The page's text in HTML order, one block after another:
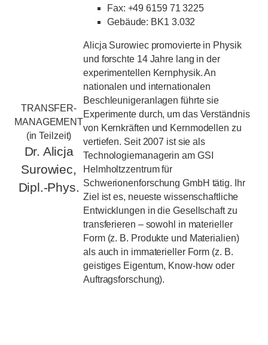
TRANSFER-
MANAGEMENT
(in Teilzeit)
Dr. Alicja
Surowiec,
Dipl.-Phys.
Fax: +49 6159 71 3225
Gebäude: BK1 3.032
Alicja Surowiec promovierte in Physik
und forschte 14 Jahre lang in der
experimentellen Kernphysik. An
nationalen und internationalen
Beschleunigeranlagen führte sie
Experimente durch, um das Verständnis
von Kernkräften und Kernmodellen zu
vertiefen. Seit 2007 ist sie als
Technologiemanagerin am GSI
Helmholtzzentrum für
Schwerionenforschung GmbH tätig. Ihr
Ziel ist es, neueste wissenschaftliche
Entwicklungen in die Gesellschaft zu
transferieren – sowohl in materieller
Form (z. B. Produkte und Materialien)
als auch in immaterieller Form (z. B.
geistiges Eigentum, Know-how oder
Auftragsforschung).